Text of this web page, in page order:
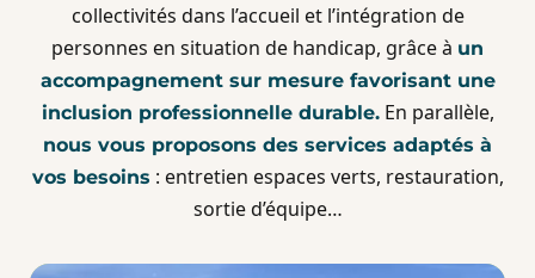
collectivités dans l’accueil et l’intégration de
personnes en situation de handicap, grâce à un
accompagnement sur mesure favorisant une
inclusion professionnelle durable.En parallèle,
nous vous proposons des services adaptés à
vos besoins : entretien espaces verts, restauration,
sortie d’équipe…